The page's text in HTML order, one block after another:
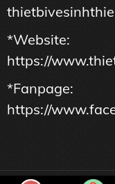
*Website:
https://
*Fanpage:
https://